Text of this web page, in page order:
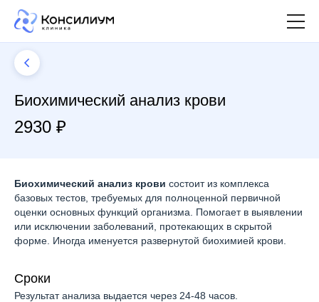
Биохимический анализ крови
2930 ₽
Биохимический анализ крови состоит из комплекса
базовых тестов, требуемых для полноценной первичной
оценки основных функций организма. Помогает в выявлении
или исключении заболеваний, протекающих в скрытой
форме. Иногда именуется развернутой биохимией крови.
Сроки
Результат анализа выдается через 24-48 часов.